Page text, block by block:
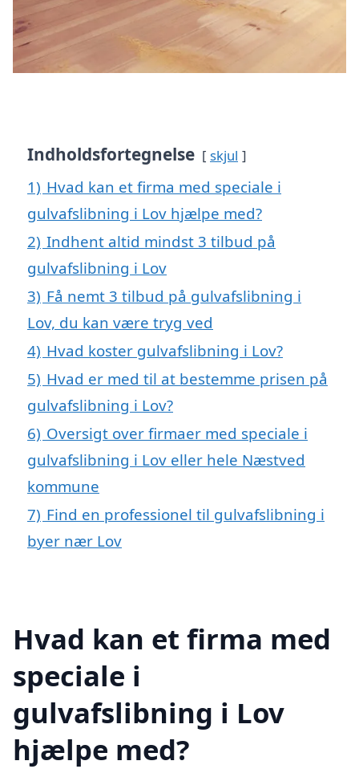
Indholdsfortegnelse skjul
1) Hvad kan et firma med speciale i
gulvafslibning i Lov hjælpe med?
2) Indhent altid mindst 3 tilbud på
gulvafslibning i Lov
3) Få nemt 3 tilbud på gulvafslibning i
Lov, du kan være tryg ved
4) Hvad koster gulvafslibning i Lov?
5) Hvad er med til at bestemme prisen på
gulvafslibning i Lov?
6) Oversigt over firmaer med speciale i
gulvafslibning i Lov eller hele Næstved
kommune
7) Find en professionel til gulvafslibning i
byer nær Lov
Hvad kan et firma med
speciale i
gulvafslibning i Lov
hjælpe med?